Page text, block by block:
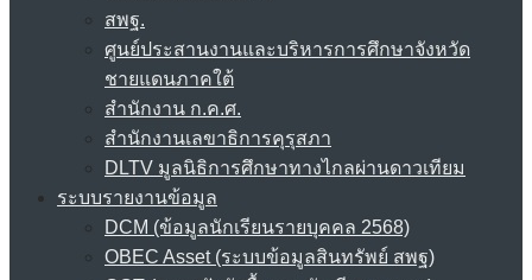
สพฐ.
ศูนย์ประสานงานและบริหารการศึกษาจังหวัด
ชายแดนภาคใต้
สำนักงาน ก.ค.ศ.
สำนักงานเลขาธิการคุรุสภา
DLTV มูลนิธิการศึกษาทางไกลผ่านดาวเทียม
ระบบรายงานข้อมูล
DCM (ข้อมูลนักเรียนรายบุคคล 2568)
OBEC Asset (ระบบข้อมูลสินทรัพย์ สพฐ)